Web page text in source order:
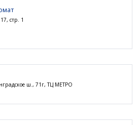
стр. 1
ш., 71г, ТЦ МЕТРО